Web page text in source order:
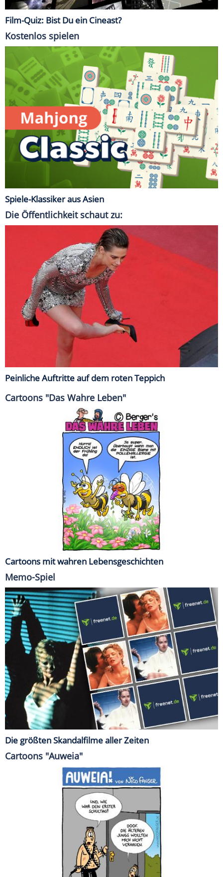
Film-Quiz: Bist Du ein Cineast?
Kostenlos spielen
Spiele-Klassiker aus Asien
Die Öffentlichkeit schaut zu:
Peinliche Auftritte auf dem roten Teppich
Cartoons "Das Wahre Leben"
Cartoons mit wahren Lebensgeschichten
Memo-Spiel
Die größten Skandalfilme aller Zeiten
Cartoons "Auweia"